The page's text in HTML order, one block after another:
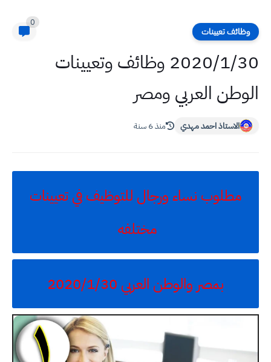
وظائف تعيينات
0
2020/1/30 وظائف وتعيينات
الوطن العربي ومصر
الاستاذ احمد مهدي منذ 6 سنة
مطلوب نساء ورجال للتوظيف في تعيينات
مختلفه
بمصر والوطن العربي 2020/1/30